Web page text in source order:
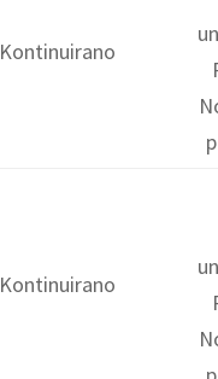
Kontinuirano
Kontinuirano